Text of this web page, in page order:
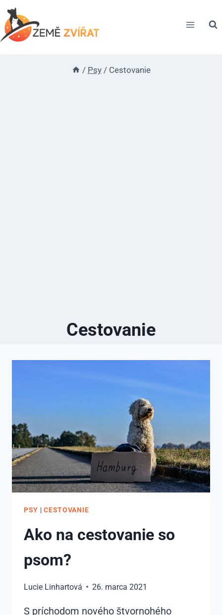
Skip
to
content
/ Psy / Cestovanie
Cestovanie
PSY |CESTOVANIE
Ako na cestovanie so
psom?
Lucie Linhartová 26. marca 2021
S príchodom nového štvornohého